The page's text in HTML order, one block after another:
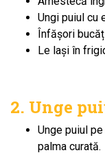
Ungi puiul cu
Înfășori
Le lași în
2. Unge
Unge puiul
palma curată.